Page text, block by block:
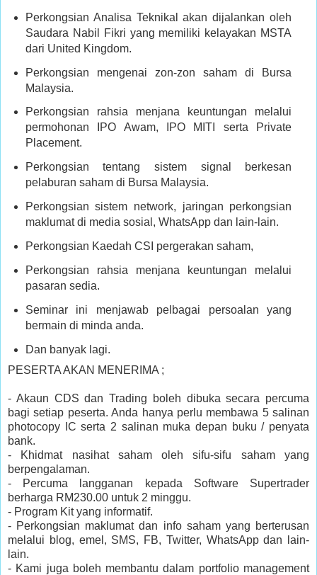
Perkongsian Analisa Teknikal akan dijalankan oleh
Saudara Nabil Fikri yang memiliki kelayakan MSTA
dari United Kingdom.
Perkongsian mengenai zon-zon saham di Bursa
Malaysia.
Perkongsian rahsia menjana keuntungan melalui
permohonan IPO Awam, IPO MITI serta Private
Placement.
Perkongsian tentang sistem signal berkesan
pelaburan saham di Bursa Malaysia.
Perkongsian sistem network, jaringan perkongsian
maklumat di media sosial, WhatsApp dan lain-lain.
Perkongsian Kaedah CSI pergerakan saham,
Perkongsian rahsia menjana keuntungan melalui
pasaran sedia.
Seminar ini menjawab pelbagai persoalan yang
bermain di minda anda.
Dan banyak lagi.
PESERTA AKAN MENERIMA ;
- Akaun CDS dan Trading boleh dibuka secara percuma
bagi setiap peserta. Anda hanya perlu membawa 5 salinan
photocopy IC serta 2 salinan muka depan buku / penyata
bank.
- Khidmat nasihat saham oleh sifu-sifu saham yang
berpengalaman.
- Percuma langganan kepada Software Supertrader
berharga RM230.00 untuk 2 minggu.
- Program Kit yang informatif.
- Perkongsian maklumat dan info saham yang berterusan
melalui blog, emel, SMS, FB, Twitter, WhatsApp dan lain-
lain.
- Kami juga boleh membantu dalam portfolio management